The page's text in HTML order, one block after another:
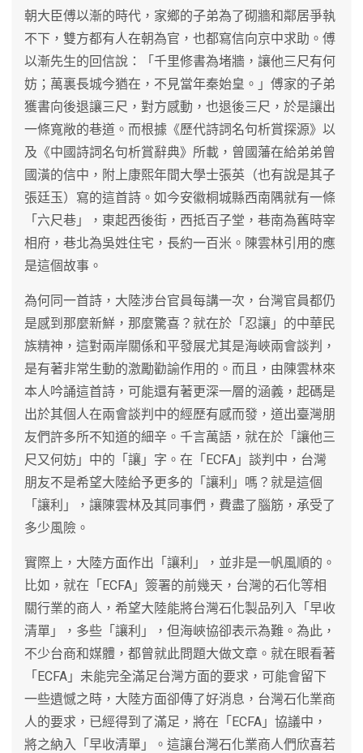
朝大臣傅以漸的時代，家鄉的子弟為了砌牆和鄰居爭執
不下，雙方都有人在朝為官，也都寫信向京中求助。傅
以漸先生的回信說：「千里修書為堵牆，讓他三尺有何
妨；萬裏長城今猶在，不見當年秦始皇。」傅家的子弟
獲書向後退讓三尺，對方感動，也退後三尺，於是讓出
一條寬敞的巷道。而根據《歷代詩詞名句析賞探源》以
及《中國詩詞名句析賞辭典》所載，曾國藩在給弟弟曾
國潢的信中，附上康熙年間大學士張英（也有說是其子
張廷玉）寫的這首詩。如今安徽桐城縣西南隅就有一條
「六尺巷」，東起西後街，西抵百子堂，巷南為舊時宰
相府，巷北為吳姓住宅，長約一百米。陳雲林引用的應
是這個故事。
為何同一首詩，大陸涉台官員每講一次，台灣官員都仍
是感到那麼新鮮，那麼驚喜？就在於「忍讓」的中華民
族精神，這對兩岸關係和平發展尤其是海峽兩會談判，
是有著非常生動的激勵勸諭作用的。而且，由陳雲林來
本人吟誦這首詩，可能還有著更深一層的涵義，起碼是
出於其個人在兩會談判中的經歷有感而發，道出臺灣朋
友們許多所不知道的細辛。千言萬語，就在於「讓他三
尺又何妨」中的「讓」字。在「ECFA」談判中，台灣
朋友不是希望大陸給予更多的「讓利」嗎？就是這個
「讓利」，讓陳雲林及其同事們，費盡了腦筋，承受了
多少風險。
實際上，大陸方面作出「讓利」，並非是一帆風順的。
比如，就在「ECFA」簽署的前幾天，台灣的石化等相
關行業的商人，希望大陸能將台灣石化製品列入「早收
清單」，多些「讓利」，但海峽協卻表示為難。為此，
不少台商和媒體，都曾就此問題大做文章。就在眼看著
「ECFA」未能完全滿足台灣方面的要求，可能會留下
一些遺憾之時，大陸方面卻傳了好消息，台灣石化業商
人的要求，已經得到了滿足，將在「ECFA」協議中，
將之納入「早收清單」。這讓台灣石化業商人們欣喜若